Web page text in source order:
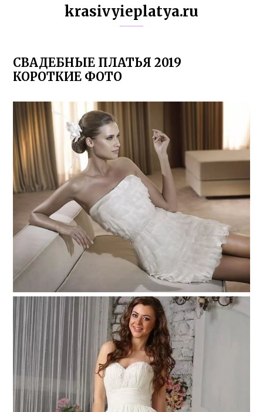
krasivyieplatya.ru
СВАДЕБНЫЕ ПЛАТЬЯ 2019
КОРОТКИЕ ФОТО